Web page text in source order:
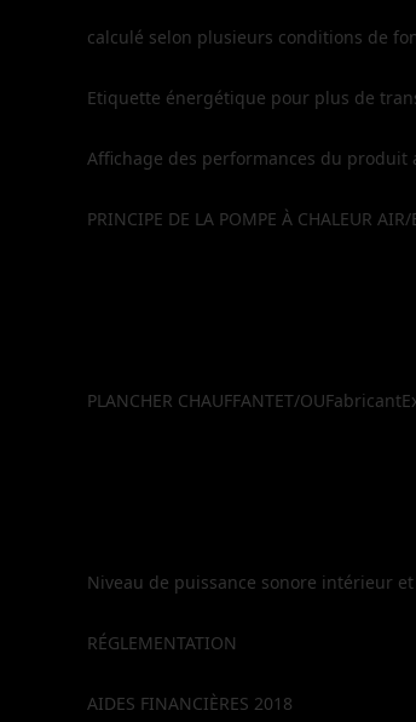
calculé selon plusieurs conditions de
Etiquette énergétique pour plus de
Affichage des performances du
PRINCIPE DE LA POMPE À CHALEUR
PLANCHER CHAUFFANTET/OUFabricant
Niveau de puissance sonore intérieur
RÉGLEMENTATION
AIDES FINANCIÈRES 2018